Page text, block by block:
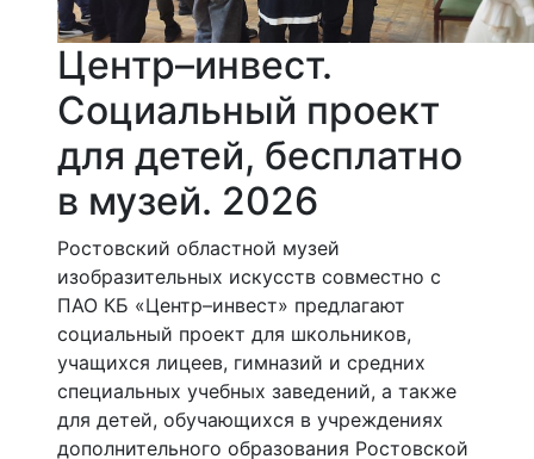
Центр–инвест.
Социальный проект
для детей, бесплатно
в музей. 2026
Ростовский областной музей
изобразительных искусств совместно с
ПАО КБ «Центр–инвест» предлагают
социальный проект для школьников,
учащихся лицеев, гимназий и средних
специальных учебных заведений, а также
для детей, обучающихся в учреждениях
дополнительного образования Ростовской